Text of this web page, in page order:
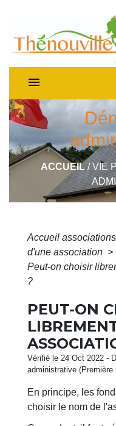
menu
ACCUEIL/VIE
Accueil associations
d'une association >
Peut-on choisir
?
PEUT-ON
Vérifié le 24 Oct 2022 -
administrative (Première
En principe, les
choisir le nom de